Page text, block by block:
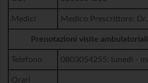
Medici Medico Prescrittore:
Prenotazioni visite
Telefono 0803054255: lunedì -
Orari